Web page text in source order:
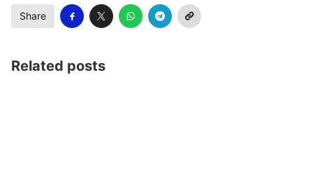
Share
Related posts